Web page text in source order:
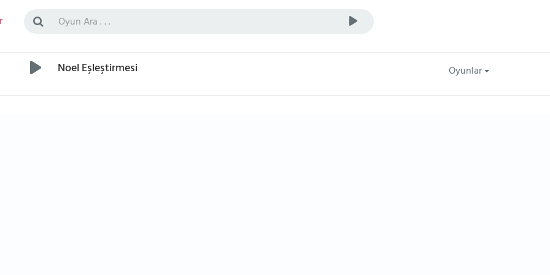
Noel Eşleştirmesi Oyunlar